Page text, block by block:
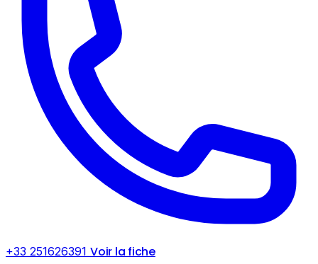
+33 251626391 Voir la fiche